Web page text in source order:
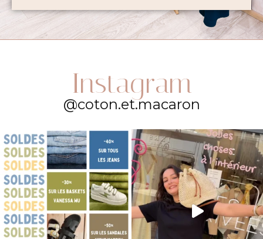
Instagram
@coton.et.macaron